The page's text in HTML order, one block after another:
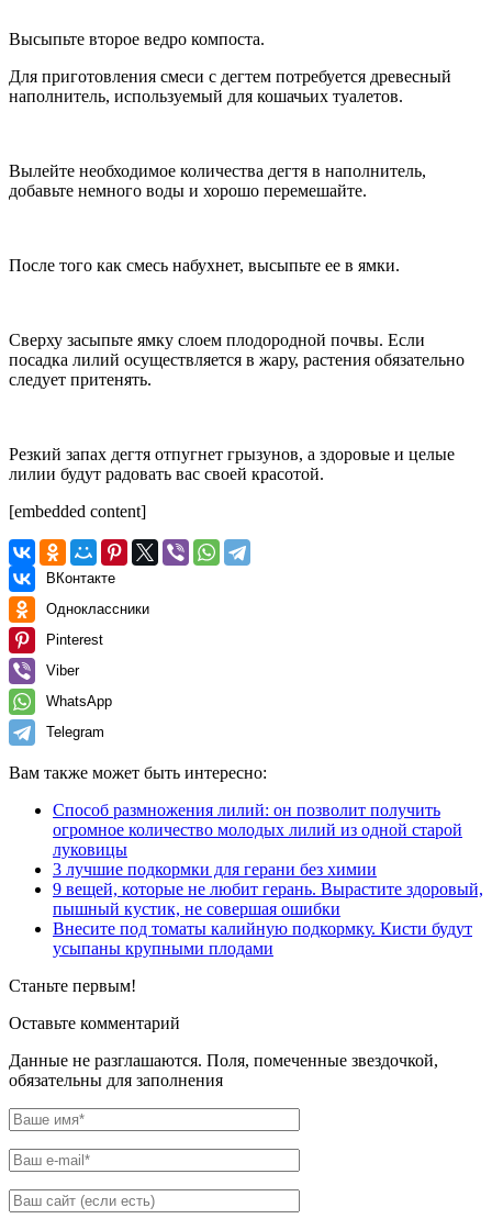
Высыпьте второе ведро компоста.
Для приготовления смеси с дегтем потребуется древесный
наполнитель, используемый для кошачьих туалетов.
Вылейте необходимое количества дегтя в наполнитель,
добавьте немного воды и хорошо перемешайте.
После того как смесь набухнет, высыпьте ее в ямки.
Сверху засыпьте ямку слоем плодородной почвы. Если
посадка лилий осуществляется в жару, растения обязательно
следует притенять.
Резкий запах дегтя отпугнет грызунов, а здоровые и целые
лилии будут радовать вас своей красотой.
[embedded content]
ВКонтакте
Одноклассники
Pinterest
Viber
WhatsApp
Telegram
Вам также может быть интересно:
Способ размножения лилий: он позволит получить
огромное количество молодых лилий из одной старой
луковицы
3 лучшие подкормки для герани без химии
9 вещей, которые не любит герань. Вырастите здоровый,
пышный кустик, не совершая ошибки
Внесите под томаты калийную подкормку. Кисти будут
усыпаны крупными плодами
Станьте первым!
Оставьте комментарий
Данные не разглашаются. Поля, помеченные звездочкой,
обязательны для заполнения